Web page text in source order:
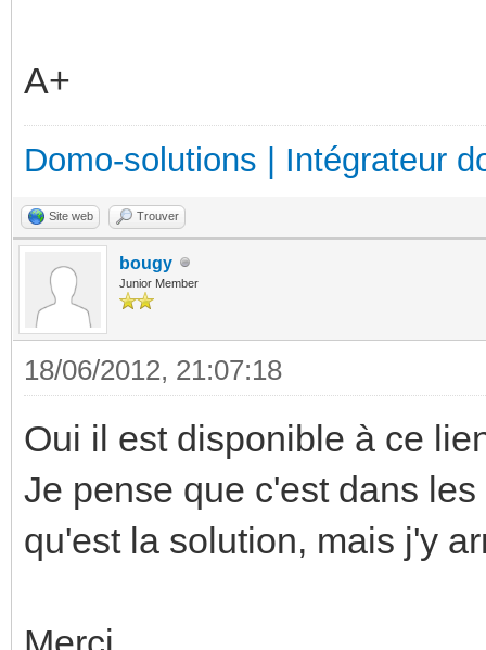
A+
Domo-solutions | Intégrateur
Site web Trouver
bougy
Junior Member
18/06/2012, 21:07:18
Oui il est disponible à ce
Je pense que c'est dans
qu'est la solution, mais j'y